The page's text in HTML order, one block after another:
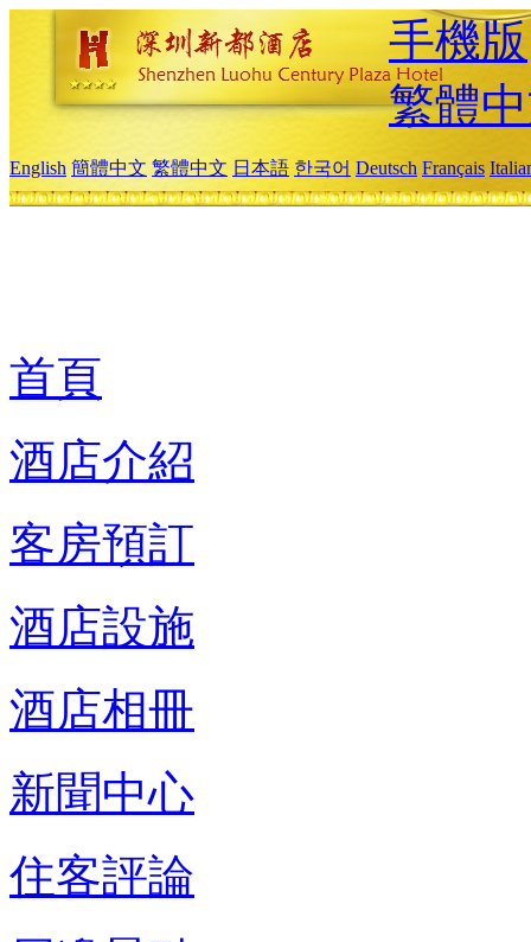
手機版
繁體
English 簡體中文 繁體中文 日本語 한국어 Deutsch Français
首頁
酒店介紹
客房預訂
酒店設施
酒店相冊
新聞中心
住客評論